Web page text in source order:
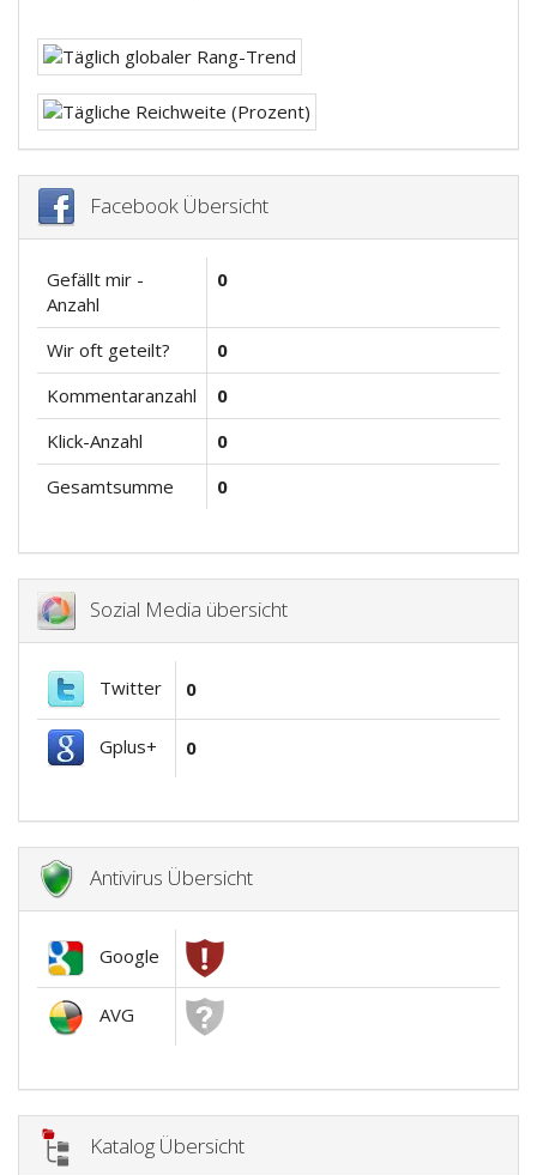
Facebook Übersicht
Gefällt mir -
Anzahl
0
Wir oft geteilt?
0
Kommentaranzahl
0
Klick-Anzahl
0
Gesamtsumme
0
Sozial Media übersicht
Twitter 0
Gplus+ 0
Antivirus Übersicht
Google
AVG
Katalog Übersicht